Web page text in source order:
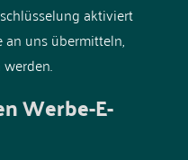
aktiviert
an uns übermitteln,
Werbe-E-